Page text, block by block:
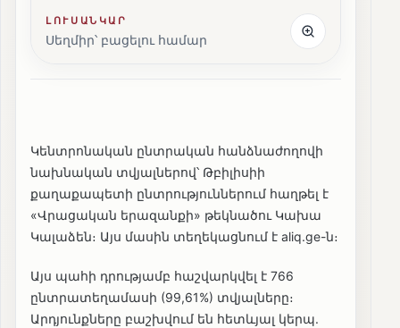
ԼՈՒՍԱՆԿԱՐ
Սեղմիր՝ բացելու համար
Կենտրոնական ընտրական հանձնաժողովի
նախնական տվյալներով՝ Թբիլիսիի
քաղաքապետի ընտրություններում հաղթել է
«Վրացական երազանքի» թեկնածու Կախա
Կալաձեն։ Այս մասին տեղեկացնում է aliq.ge-ն։
Այս պահի դրությամբ հաշվարկվել է 766
ընտրատեղամասի (99,61%) տվյալները։
Արդյունքները բաշխվում են հետևյալ կերպ.